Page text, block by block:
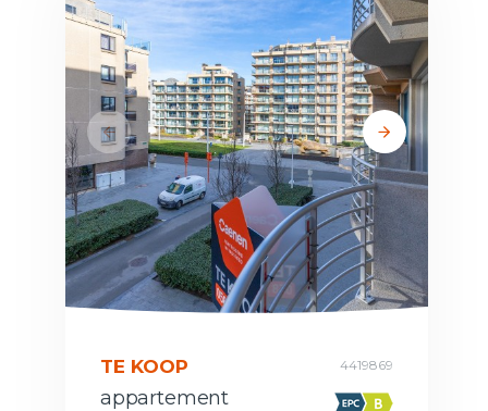
TE KOOP 4419869
appartement